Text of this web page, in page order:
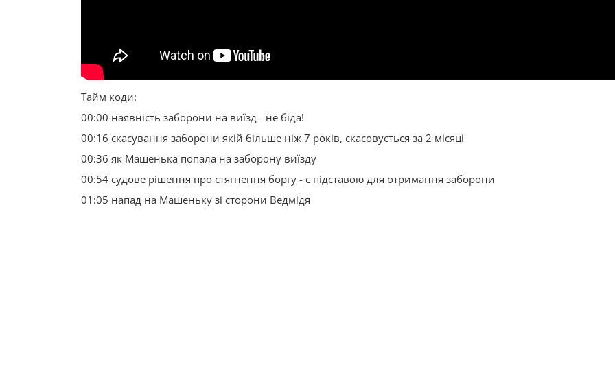
Тайм коди:
00:00 наявність заборони на виїзд - не біда!
00:16 скасування заборони якій більше ніж 7 років, скасовується за 2 місяці
00:36 як Машенька попала на заборону виїзду
00:54 судове рішення про стягнення боргу - є підставою для отримання заборони
01:05 напад на Машеньку зі сторони Ведмідя